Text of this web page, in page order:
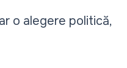
o alegere politică,